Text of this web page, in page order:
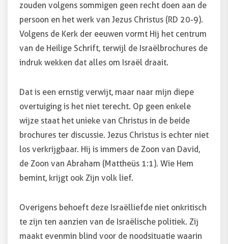
zouden volgens sommigen geen recht doen aan de
persoon en het werk van Jezus Christus (RD 20-9).
Volgens de Kerk der eeuwen vormt Hij het centrum
van de Heilige Schrift, terwijl de Israëlbrochures de
indruk wekken dat alles om Israël draait.
Dat is een ernstig verwijt, maar naar mijn diepe
overtuiging is het niet terecht. Op geen enkele
wijze staat het unieke van Christus in de beide
brochures ter discussie. Jezus Christus is echter niet
los verkrijgbaar. Hij is immers de Zoon van David,
de Zoon van Abraham (Mattheüs 1:1). Wie Hem
bemint, krijgt ook Zijn volk lief.
Overigens behoeft deze Israëlliefde niet onkritisch
te zijn ten aanzien van de Israëlische politiek. Zij
maakt evenmin blind voor de noodsituatie waarin